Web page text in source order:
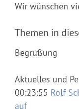
Wir wünschen
Themen in
Begrüßung
Aktuelles und
00:23:55 Rolf
auf